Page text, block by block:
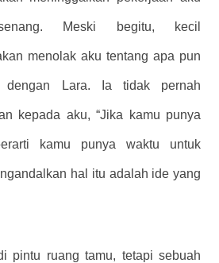
senang. Meski begitu, kecil
menolak aku tentang apa pun
dengan Lara. Ia tidak pernah
kepada aku, “Jika kamu punya
kamu punya waktu untuk
hal itu adalah ide yang
pintu ruang tamu, tetapi sebuah